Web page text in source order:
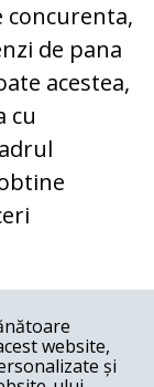
concurenta,
de pana
acestea,
cu
website,
și